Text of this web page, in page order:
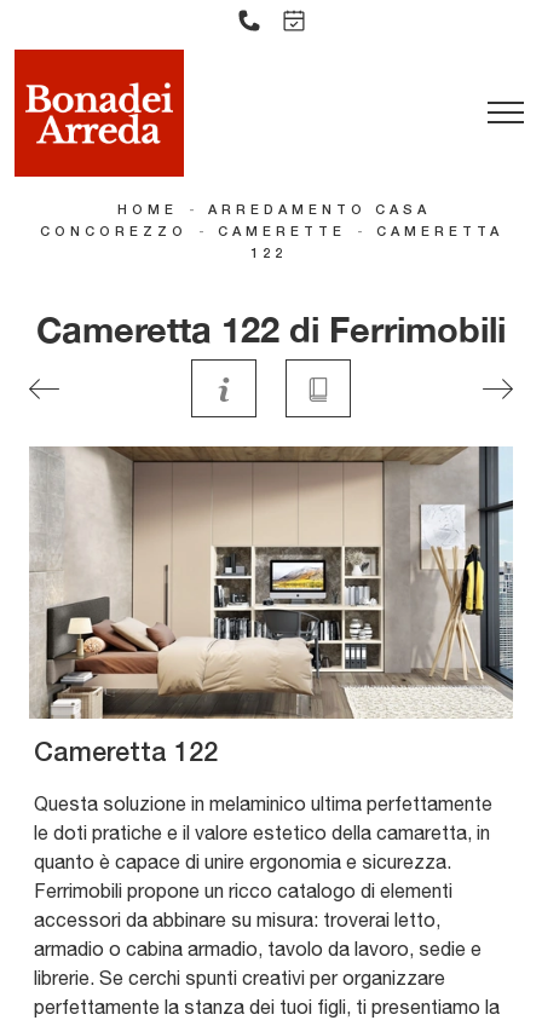
HOME -
ARREDAMENTO CASA
CONCOREZZO
- CAMERETTE -
CAMERETTA
122
Cameretta 122 di Ferrimobili
Cameretta 122
Questa soluzione in melaminico ultima perfettamente
le doti pratiche e il valore estetico della camaretta, in
quanto è capace di unire ergonomia e sicurezza.
Ferrimobili propone un ricco catalogo di elementi
accessori da abbinare su misura: troverai letto,
armadio o cabina armadio, tavolo da lavoro, sedie e
librerie. Se cerchi spunti creativi per organizzare
perfettamente la stanza dei tuoi figli, ti presentiamo la